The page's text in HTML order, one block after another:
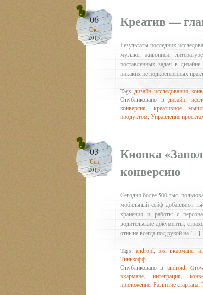
06
Окт
2015
Креатив —
Результаты последних
музыке, живописи,
поставленных задач в
никаких не подкрепленных
Tags:дизайн,исследования,
Опубликовано вдизайн,
конверсия,креативное
продуктом,Управление
03
Сен
2015
Кнопка
конверсию
Сегодня более 500 тыс.
мобильный сейф добавляют
хранения и работы с
водительские документы,
отныне всегда под рукой на […]
Tags:android,ios,вкармане,
Тинькофф
Опубликовано в android,
вкармане,интеграция,
приложение,Развитие стартапа,